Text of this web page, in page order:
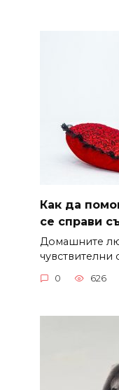
Как да
се справи
Домашните
чувствителни
0 626